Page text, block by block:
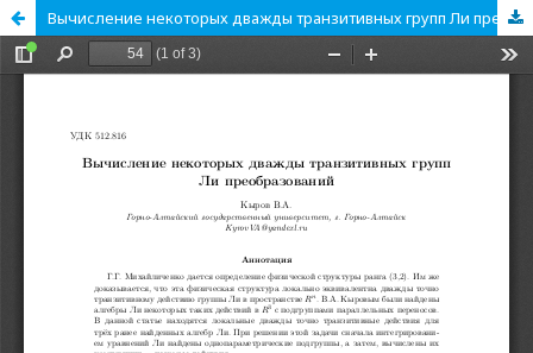
Вычисление некоторых дважды транзитивных групп Ли преобразований